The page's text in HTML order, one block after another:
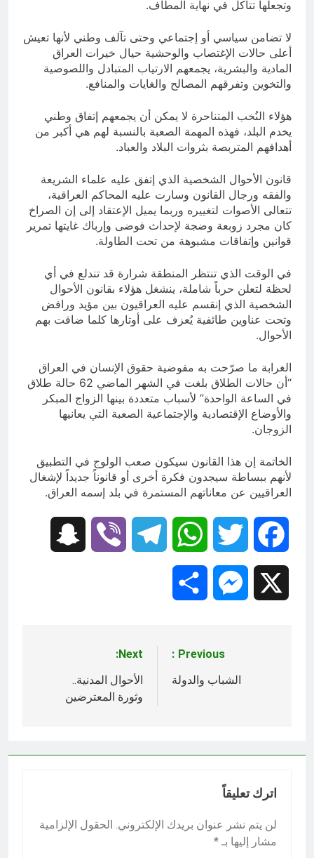
وتجعلها تتآكل في نهاية المطاف.
لا تضامن سياسي أو إجتماعي وحتى تآلف وطني لأنها تعيش
أعلى حالات الإغتصاب والوحشية حيال خيرات العراق
المادية والبشرية، يجمعهم الارتياب المتبادل واللصوصية
والتخوين وتفرقهم المصالح والغايات والمنافع.
هؤلاء النُخب المتناحرة لا يمكن أن يجمعهم إتفاق وطني
يخدم البلد، فهذه المهمة الصعبة بالنسبة لهم هي أكبر من
أهدافهم المتربصة بثروات البلاد والعباد.
قانون الأحوال الشخصية الذي إتفق عليه علماء الشريعة
والفقه ورجال القانون وسارت عليه المحاكم العراقية،
تتعالى الأصوات لتغييره وربما يميل الإعتقاد إلى إن الصراخ
كان مجرد زوبعة وضجة لإحداث فوضى وإرباك غايتها تمرير
قوانين وإتفاقات مشبوهة من تحت الطاولة.
في الوقت الذي تنتظر المنطقة شرارة قد تندلع في أي
لحظة لتعلن حرباً شاملة، ينشغل هؤلاء بقانون الأحوال
الشخصية الذي إنقسم عليه العراقيون بين مؤيد ورافض
وتحت عناوين طائفية يُعزف على أوتارها كلما ضاقت بهم
الأحوال.
الغرابة ما صرّحت به مفوضية حقوق الإنسان في العراق
“أن حالات الطلاق بلغت في الشهر الماضي 62 حالة طلاق
في الساعة الواحدة” لأسباب متعددة بينها الزواج المبكر
والأوضاع الإقتصادية والإجتماعية الصعبة التي يعانيها
الزوجان.
الخاتمة إن هذا القانون سيكون صعب الولوج في التطبيق
لأنهم ببساطة سيجدون فكرة أخرى أو قانوناً جديداً لإشغال
العراقيين عن معاناتهم المستمرة في بلد إسمه العراق.
Facebook
Twitter
WhatsApp
Telegram
Viber
Messenger
المقالات
Previous:
الشباب والدولة
Next:
الأحوال المدنية..
وثورة المعترضين
اترك تعليقاً
لن يتم نشر عنوان بريدك الإلكتروني. الحقول الإلزامية
مشار إليها بـ *